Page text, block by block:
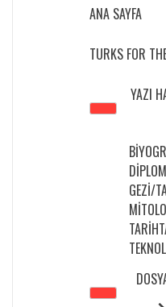
ANA SAYFA
TURKS FOR
YAZI
GEZI/
TARIH